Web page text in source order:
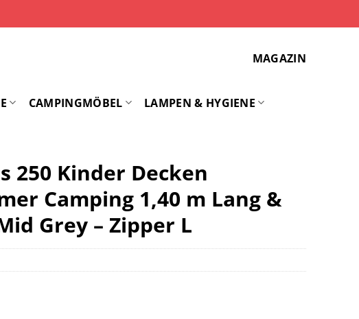
MAGAZIN
CAMPINGMÖBEL LAMPEN & HYGIENE
250 Kinder Decken
Camping 1,40 m Lang &
Grey – Zipper L